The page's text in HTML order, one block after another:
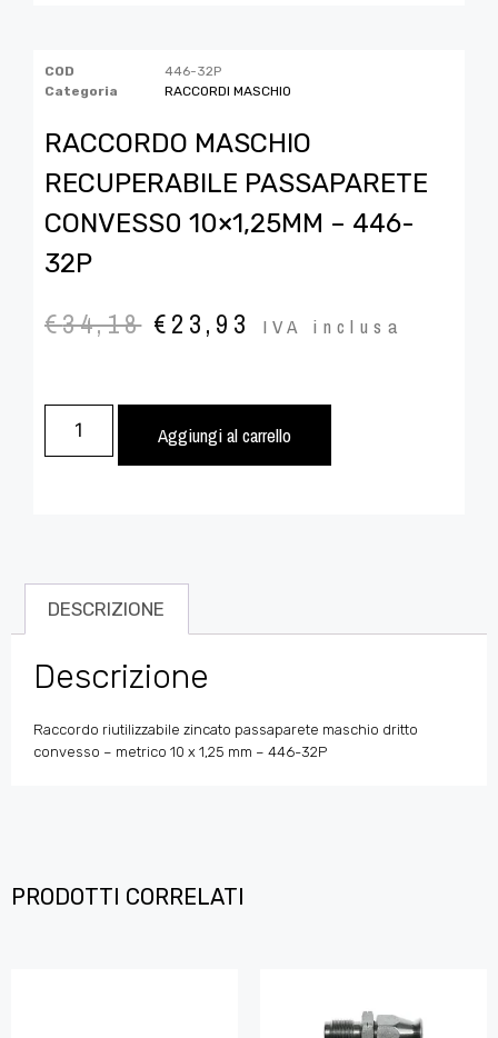
COD
446-32P
Categoria
RACCORDI MASCHIO
RACCORDO MASCHIO
RECUPERABILE PASSAPARETE
CONVESS0 10×1,25MM – 446-
32P
€34,18 €23,93 IVA inclusa
Aggiungi al carrello
DESCRIZIONE
Descrizione
Raccordo riutilizzabile zincato passaparete maschio dritto
convesso – metrico 10 x 1,25 mm – 446-32P
PRODOTTI CORRELATI